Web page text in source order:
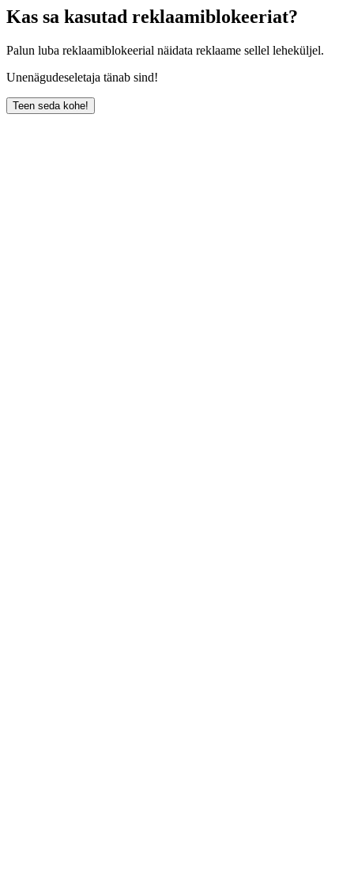
Kas sa kasutad reklaamiblokeeriat?
Palun luba reklaamiblokeerial näidata reklaame sellel leheküljel.
Unenägudeseletaja tänab sind!
Teen seda kohe!